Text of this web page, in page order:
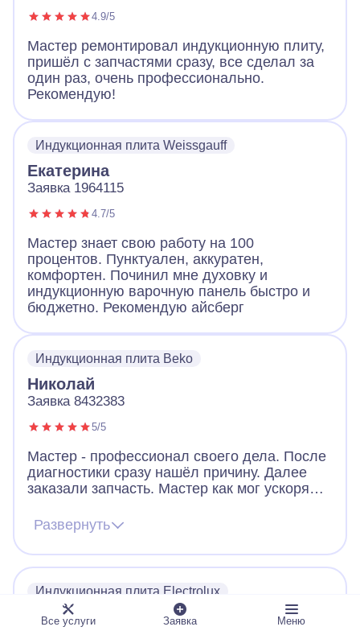
4.9/5
Мастер ремонтировал индукционную плиту,
пришёл с запчастями сразу, все сделал за
один раз, очень профессионально.
Рекомендую!
Индукционная плита Weissgauff
Екатерина
Заявка 1964115
4.7/5
Мастер знает свою работу на 100
процентов. Пунктуален, аккуратен,
комфортен. Починил мне духовку и
индукционную варочную панель быстро и
бюджетно. Рекомендую айсберг
Индукционная плита Beko
Николай
Заявка 8432383
5/5
Мастер - профессионал своего дела. После
диагностики сразу нашёл причину. Далее
заказали запчасть. Мастер как мог ускорял
запчасть, поставили, все работает. Видно,
что человек переживает за клиента. Ещё
дал ценные советы по использованию
посуды для плиты. Огромное спасибо!
Развернуть
Индукционная плита Electrolux
Дмитрий
Все услуги Заявка Меню